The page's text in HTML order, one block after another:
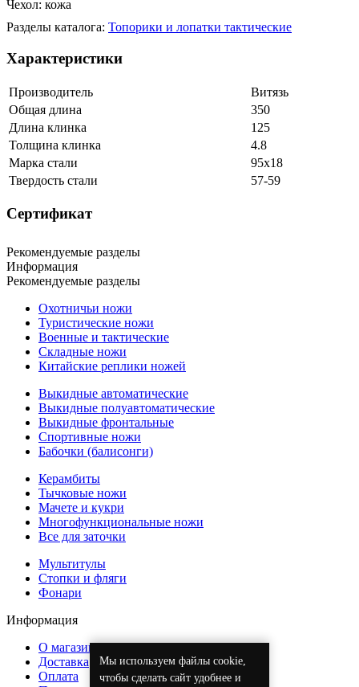
Мы используем файлы cookie,
чтобы сделать сайт удобнее и
Чехол: кожа
Разделы каталога: Топорики и лопатки тактические
Характеристики
Производитель
Витязь
Общая длина
350
Длина клинка
125
Толщина клинка
4.8
Марка стали
95х18
Твердость стали
57-59
Сертификат
Рекомендуемые разделы
Информация
Рекомендуемые разделы
Охотничьи ножи
Туристические ножи
Военные и тактические
Складные ножи
Китайские реплики ножей
Выкидные автоматические
Выкидные полуавтоматические
Выкидные фронтальные
Спортивные ножи
Бабочки (балисонги)
Керамбиты
Тычковые ножи
Мачете и кукри
Многофункциональные ножи
Все для заточки
Мультитулы
Стопки и фляги
Фонари
Информация
О магазине
Доставка
Оплата